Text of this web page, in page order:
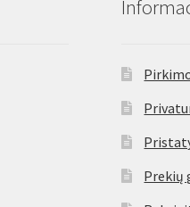
Prekių